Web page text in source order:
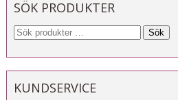
SÖK PRODUKTER
Sök
KUNDSERVICE